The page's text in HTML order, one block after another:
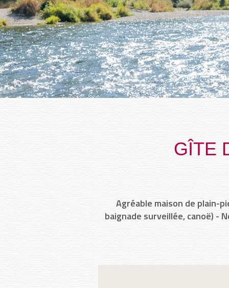
GÎTE
Agréable maison de plain-
baignade surveillée, canoë) -